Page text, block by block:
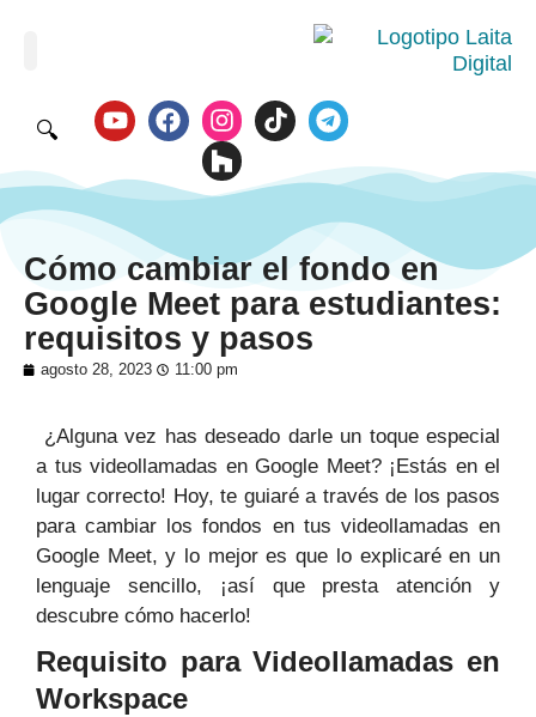
🔍
Cómo cambiar el fondo en
Google Meet para estudiantes:
requisitos y pasos
agosto 28, 2023 11:00 pm
¿Alguna vez has deseado darle un toque especial
a tus videollamadas en Google Meet? ¡Estás en el
lugar correcto! Hoy, te guiaré a través de los pasos
para cambiar los fondos en tus videollamadas en
Google Meet, y lo mejor es que lo explicaré en un
lenguaje sencillo, ¡así que presta atención y
descubre cómo hacerlo!
Requisito para Videollamadas en
Workspace